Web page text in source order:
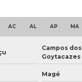
AC AL AP MA
Campos dos
Goytacazes
Magé